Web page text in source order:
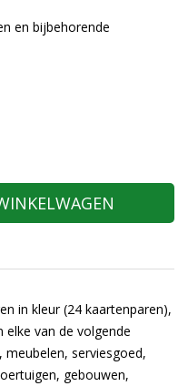
en bijbehorende
in kleur (24 kaartenparen),
van de volgende
serviesgoed,
gebouwen,